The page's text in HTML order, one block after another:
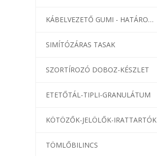
KÁBELVEZETŐ GUMI - HATÁROLÓK
SIMÍTÓZÁRAS TASAK
SZORTÍROZÓ DOBOZ-KÉSZLET
ETETŐTÁL-TIPLI-GRANULÁTUM
KÖTÖZŐK-JELÖLŐK-IRATTARTÓK
TÖMLŐBILINCS